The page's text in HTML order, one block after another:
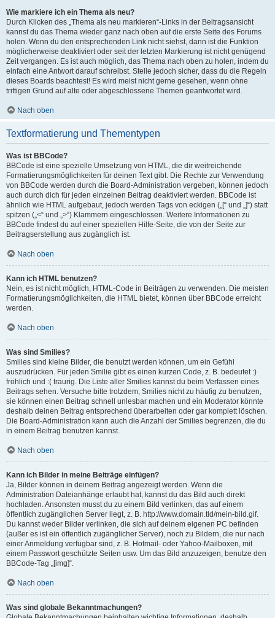
Wie markiere ich ein Thema als neu?
Durch Klicken des „Thema als neu markieren“-Links in der Beitragsansicht
kannst du das Thema wieder ganz nach oben auf die erste Seite des Forums
holen. Wenn du den entsprechenden Link nicht siehst, dann ist die Funktion
möglicherweise deaktiviert oder seit der letzten Markierung ist nicht genügend
Zeit vergangen. Es ist auch möglich, das Thema nach oben zu holen, indem du
einfach eine Antwort darauf schreibst. Stelle jedoch sicher, dass du die Regeln
dieses Boards beachtest! Es wird meist nicht gerne gesehen, wenn ohne
triftigen Grund auf alte oder abgeschlossene Themen geantwortet wird.
Nach oben
Textformatierung und Thementypen
Was ist BBCode?
BBCode ist eine spezielle Umsetzung von HTML, die dir weitreichende
Formatierungsmöglichkeiten für deinen Text gibt. Die Rechte zur Verwendung
von BBCode werden durch die Board-Administration vergeben, können jedoch
auch durch dich für jeden einzelnen Beitrag deaktiviert werden. BBCode ist
ähnlich wie HTML aufgebaut, jedoch werden Tags von eckigen („[“ und „]“) statt
spitzen („<“ und „>“) Klammern eingeschlossen. Weitere Informationen zu
BBCode findest du auf einer speziellen Hilfe-Seite, die von der Seite zur
Beitragserstellung aus zugänglich ist.
Nach oben
Kann ich HTML benutzen?
Nein, es ist nicht möglich, HTML-Code in Beiträgen zu verwenden. Die meisten
Formatierungsmöglichkeiten, die HTML bietet, können über BBCode erreicht
werden.
Nach oben
Was sind Smilies?
Smilies sind kleine Bilder, die benutzt werden können, um ein Gefühl
auszudrücken. Für jeden Smilie gibt es einen kurzen Code, z. B. bedeutet :)
fröhlich und :( traurig. Die Liste aller Smilies kannst du beim Verfassen eines
Beitrags sehen. Versuche bitte trotzdem, Smilies nicht zu häufig zu benutzen,
sie können einen Beitrag schnell unlesbar machen und ein Moderator könnte
deshalb deinen Beitrag entsprechend überarbeiten oder gar komplett löschen.
Die Board-Administration kann auch die Anzahl der Smilies begrenzen, die du
in einem Beitrag benutzen kannst.
Nach oben
Kann ich Bilder in meine Beiträge einfügen?
Ja, Bilder können in deinem Beitrag angezeigt werden. Wenn die
Administration Dateianhänge erlaubt hat, kannst du das Bild auch direkt
hochladen. Ansonsten musst du zu einem Bild verlinken, das auf einem
öffentlich zugänglichen Server liegt, z. B. http://www.domain.tld/mein-bild.gif.
Du kannst weder Bilder verlinken, die sich auf deinem eigenen PC befinden
(außer es ist ein öffentlich zugänglicher Server), noch zu Bildern, die nur nach
einer Anmeldung verfügbar sind, z. B. Hotmail- oder Yahoo-Mailboxen, mit
einem Passwort geschützte Seiten usw. Um das Bild anzuzeigen, benutze den
BBCode-Tag „[img]“.
Nach oben
Was sind globale Bekanntmachungen?